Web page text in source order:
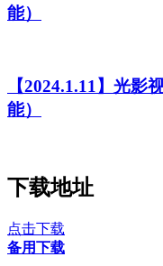
能）
【2024.1.11】光影
能）
下载地址
点击下载
备用下载